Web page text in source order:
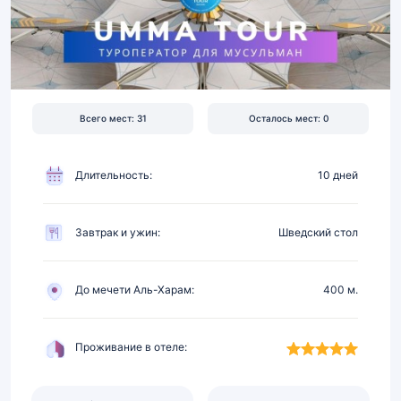
Всего мест: 31 Осталось мест: 0
Длительность: 10 дней
Завтрак и ужин: Шведский стол
До мечети Аль-Харам: 400 м.
Проживание в отеле:
отель
5★
400
питание